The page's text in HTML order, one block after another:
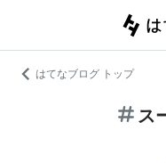
はてなブログ トップ
ス